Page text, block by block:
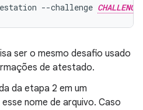
--challenge CHALLENGE
ser o mesmo desafio usado
de atestado.
da etapa 2 em um
nome de arquivo. Caso